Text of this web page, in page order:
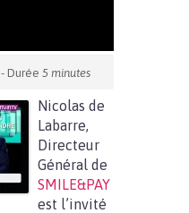
- Durée 5 minutes
Nicolas de
Labarre,
Directeur
Général de
SMILE&PAY
est l’invité